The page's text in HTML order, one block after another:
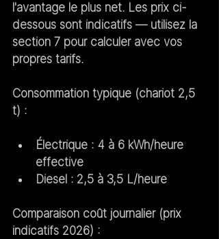
l'avantage le plus net. Les prix ci-
dessous sont indicatifs — utilisez la
section 7 pour calculer avec vos
propres tarifs.
Consommation typique (chariot 2,5
t) :
Électrique : 4 à 6 kWh/heure
effective
Diesel : 2,5 à 3,5 L/heure
Comparaison coût journalier (prix
indicatifs 2026) :